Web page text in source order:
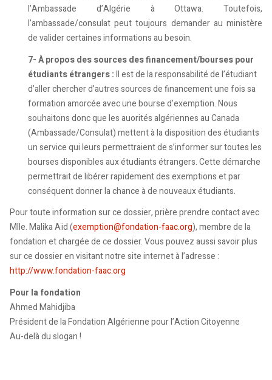
l’Ambassade d’Algérie à Ottawa. Toutefois,
l’ambassade/consulat peut toujours demander au ministère
de valider certaines informations au besoin.
7-À propos des sources des financement/bourses pour
étudiants étrangers :Il est de la responsabilité de l’étudiant
d’aller chercher d’autres sources de financement une fois sa
formation amorcée avec une bourse d’exemption. Nous
souhaitons donc que les auorités algériennes au Canada
(Ambassade/Consulat) mettent à la disposition des étudiants
un service qui leurs permettraient de s’informer sur toutes les
bourses disponibles aux étudiants étrangers. Cette démarche
permettrait de libérer rapidement des exemptions et par
conséquent donner la chance à de nouveaux étudiants.
Pour toute information sur ce dossier, prière prendre contact avec
Mlle. Malika Aïd (exemption@fondation-faac.org), membre de la
fondation et chargée de ce dossier. Vous pouvez aussi savoir plus
sur ce dossier en visitant notre site internet à l’adresse :
http://www.fondation-faac.org
Pour la fondation
Ahmed Mahidjiba
Président de la Fondation Algérienne pour l’Action Citoyenne
Au-delà du slogan !